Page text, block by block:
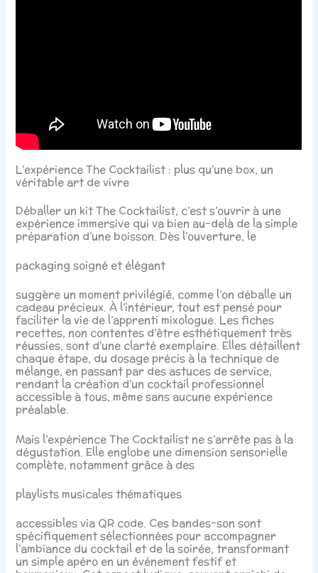
L’expérience The Cocktailist : plus qu’une box, un
véritable art de vivre
Déballer un kit The Cocktailist, c’est s’ouvrir à une
expérience immersive qui va bien au-delà de la simple
préparation d’une boisson. Dès l’ouverture, le
packaging soigné et élégant
suggère un moment privilégié, comme l’on déballe un
cadeau précieux. À l’intérieur, tout est pensé pour
faciliter la vie de l’apprenti mixologue. Les fiches
recettes, non contentes d’être esthétiquement très
réussies, sont d’une clarté exemplaire. Elles détaillent
chaque étape, du dosage précis à la technique de
mélange, en passant par des astuces de service,
rendant la création d’un cocktail professionnel
accessible à tous, même sans aucune expérience
préalable.
Mais l’expérience The Cocktailist ne s’arrête pas à la
dégustation. Elle englobe une dimension sensorielle
complète, notamment grâce à des
playlists musicales thématiques
accessibles via QR code. Ces bandes-son sont
spécifiquement sélectionnées pour accompagner
l’ambiance du cocktail et de la soirée, transformant
un simple apéro en un événement festif et